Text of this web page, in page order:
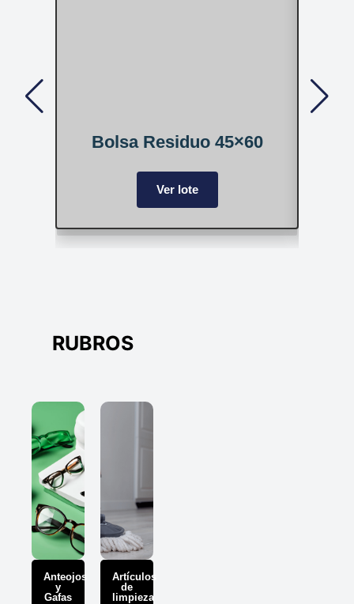
Bolsa Residuo 45×60
Ver lote
RUBROS
Anteojos
y
Gafas
Artículos
de
limpieza